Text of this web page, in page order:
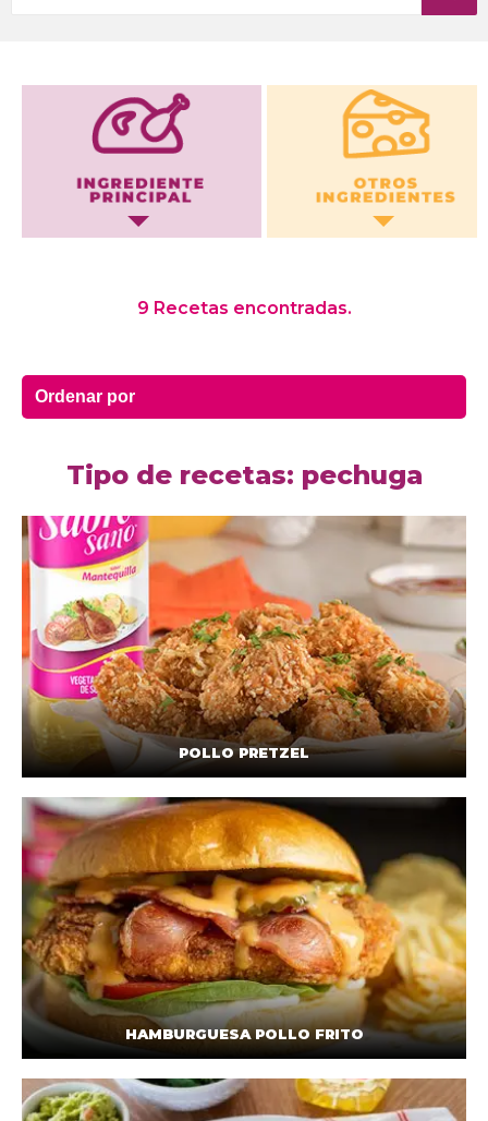
Otros Ingredientes
9 Recetas encontradas.
Tipo de recetas: pechuga
POLLO PRETZEL
HAMBURGUESA POLLO FRITO